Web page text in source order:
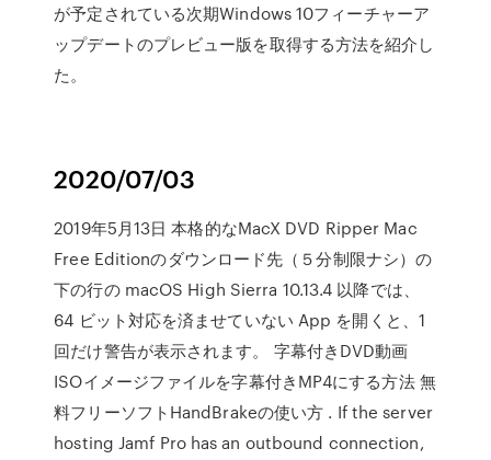
が予定されている次期Windows 10フィーチャーア
ップデートのプレビュー版を取得する方法を紹介し
た。
2020/07/03
2019年5月13日 本格的なMacX DVD Ripper Mac
Free Editionのダウンロード先（５分制限ナシ）の
下の行の macOS High Sierra 10.13.4 以降では、
64 ビット対応を済ませていない App を開くと、1
回だけ警告が表示されます。 字幕付きDVD動画
ISOイメージファイルを字幕付きMP4にする方法 無
料フリーソフトHandBrakeの使い方 . If the server
hosting Jamf Pro has an outbound connection,